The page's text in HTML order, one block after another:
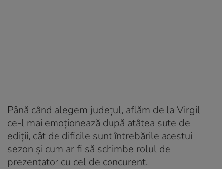
Până când alegem judeţul, aflăm de la Virgil
ce-l mai emoţionează după atâtea sute de
ediţii, cât de dificile sunt întrebările acestui
sezon şi cum ar fi să schimbe rolul de
prezentator cu cel de concurent.